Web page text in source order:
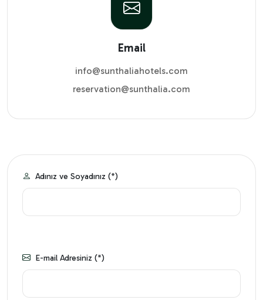
Email
info@sunthaliahotels.com
reservation@sunthalia.com
Adınız ve Soyadınız (*)
E-mail Adresiniz (*)